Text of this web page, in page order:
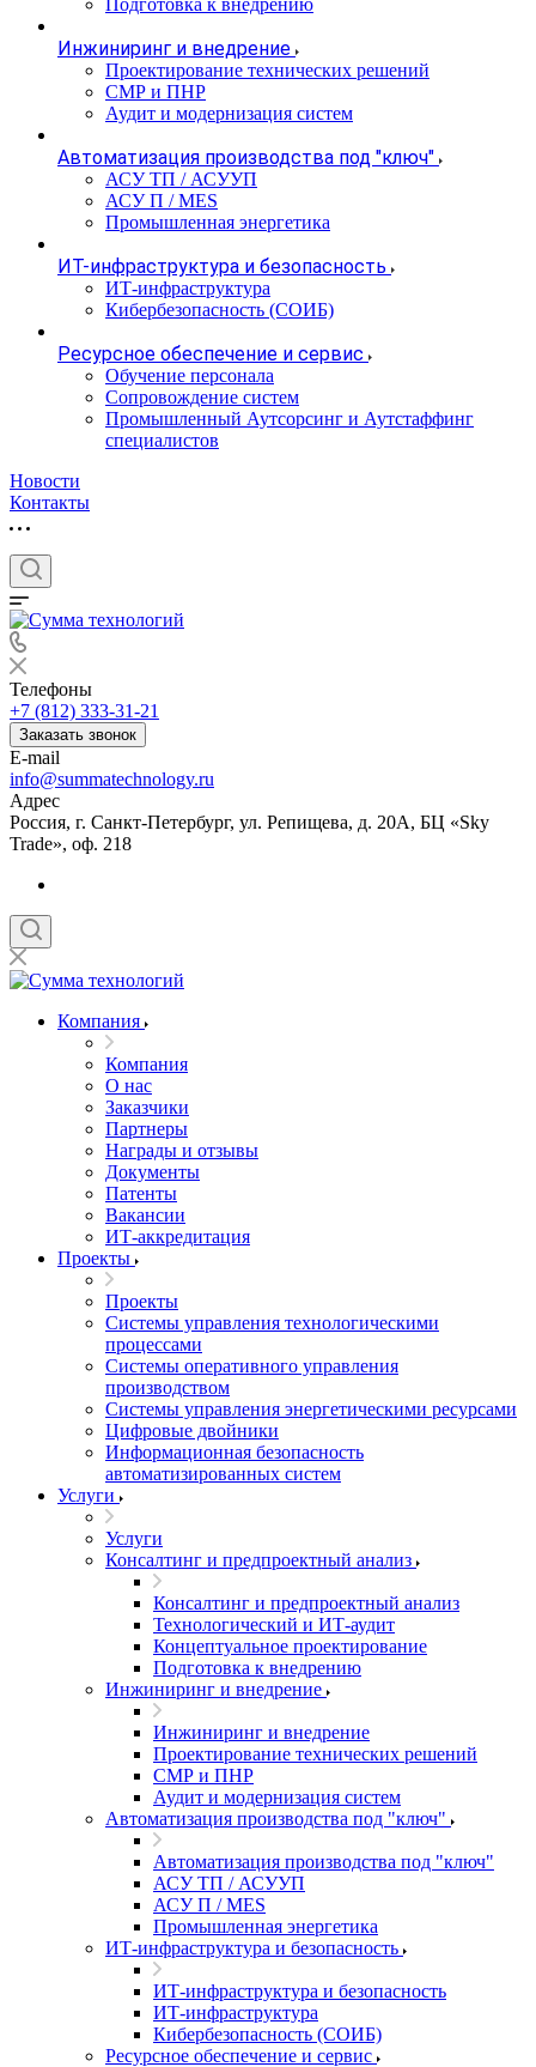
Подготовка к внедрению
Инжиниринг и внедрение
Проектирование технических решений
СМР и ПНР
Аудит и модернизация систем
Автоматизация производства под "ключ"
АСУ ТП / АСУУП
АСУ П / MES
Промышленная энергетика
ИТ-инфраструктура и безопасность
ИТ-инфраструктура
Кибербезопасность (СОИБ)
Ресурсное обеспечение и сервис
Обучение персонала
Сопровождение систем
Промышленный Аутсорсинг и Аутстаффинг
специалистов
Новости
Контакты
Телефоны
+7 (812) 333-31-21
Заказать звонок
E-mail
info@summatechnology.ru
Адрес
Россия, г. Санкт-Петербург, ул. Репищева, д. 20А, БЦ «Sky
Trade», оф. 218
Компания
Компания
О нас
Заказчики
Партнеры
Награды и отзывы
Документы
Патенты
Вакансии
ИТ-аккредитация
Проекты
Проекты
Системы управления технологическими
процессами
Системы оперативного управления
производством
Системы управления энергетическими ресурсами
Цифровые двойники
Информационная безопасность
автоматизированных систем
Услуги
Услуги
Консалтинг и предпроектный анализ
Консалтинг и предпроектный анализ
Технологический и ИТ-аудит
Концептуальное проектирование
Подготовка к внедрению
Инжиниринг и внедрение
Инжиниринг и внедрение
Проектирование технических решений
СМР и ПНР
Аудит и модернизация систем
Автоматизация производства под "ключ"
Автоматизация производства под "ключ"
АСУ ТП / АСУУП
АСУ П / MES
Промышленная энергетика
ИТ-инфраструктура и безопасность
ИТ-инфраструктура и безопасность
ИТ-инфраструктура
Кибербезопасность (СОИБ)
Ресурсное обеспечение и сервис